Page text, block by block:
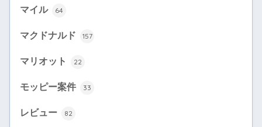
マイル 64
マクドナルド 157
マリオット 22
モッピー案件 33
レビュー 82